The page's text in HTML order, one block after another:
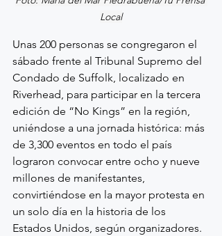
Local
Unas 200 personas se congregaron el
sábado frente al Tribunal Supremo del
Condado de Suffolk, localizado en
Riverhead, para participar en la tercera
edición de “No Kings” en la región,
uniéndose a una jornada histórica: más
de 3,300 eventos en todo el país
lograron convocar entre ocho y nueve
millones de manifestantes,
convirtiéndose en la mayor protesta en
un solo día en la historia de los
Estados Unidos, según organizadores.